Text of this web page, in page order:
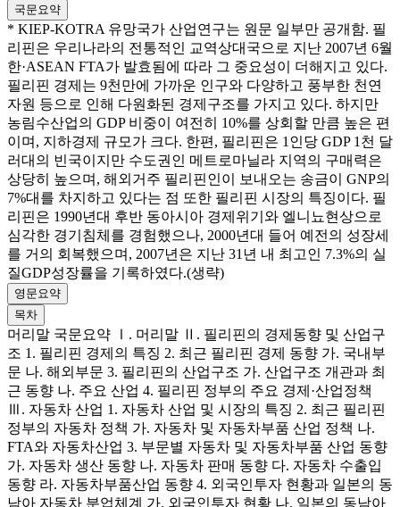
국문요약
* KIEP-KOTRA 유망국가 산업연구는 원문 일부만 공개함. 필
리핀은 우리나라의 전통적인 교역상대국으로 지난 2007년 6월
한·ASEAN FTA가 발효됨에 따라 그 중요성이 더해지고 있다.
필리핀 경제는 9천만에 가까운 인구와 다양하고 풍부한 천연
자원 등으로 인해 다원화된 경제구조를 가지고 있다. 하지만
농림수산업의 GDP 비중이 여전히 10%를 상회할 만큼 높은 편
이며, 지하경제 규모가 크다. 한편, 필리핀은 1인당 GDP 1천 달
러대의 빈국이지만 수도권인 메트로마닐라 지역의 구매력은
상당히 높으며, 해외거주 필리핀인이 보내오는 송금이 GNP의
7%대를 차지하고 있다는 점 또한 필리핀 시장의 특징이다. 필
리핀은 1990년대 후반 동아시아 경제위기와 엘니뇨현상으로
심각한 경기침체를 경험했으나, 2000년대 들어 예전의 성장세
를 거의 회복했으며, 2007년은 지난 31년 내 최고인 7.3%의 실
질GDP성장률을 기록하였다.(생략)
영문요약
목차
머리말 국문요약 Ⅰ. 머리말 Ⅱ. 필리핀의 경제동향 및 산업구
조 1. 필리핀 경제의 특징 2. 최근 필리핀 경제 동향 가. 국내부
문 나. 해외부문 3. 필리핀의 산업구조 가. 산업구조 개관과 최
근 동향 나. 주요 산업 4. 필리핀 정부의 주요 경제·산업정책
Ⅲ. 자동차 산업 1. 자동차 산업 및 시장의 특징 2. 최근 필리핀
정부의 자동차 정책 가. 자동차 및 자동차부품 산업 정책 나.
FTA와 자동차산업 3. 부문별 자동차 및 자동차부품 산업 동향
가. 자동차 생산 동향 나. 자동차 판매 동향 다. 자동차 수출입
동향 라. 자동차부품산업 동향 4. 외국인투자 현황과 일본의 동
남아 자동차 분업체계 가. 외국인투자 현황 나. 일본의 동남아